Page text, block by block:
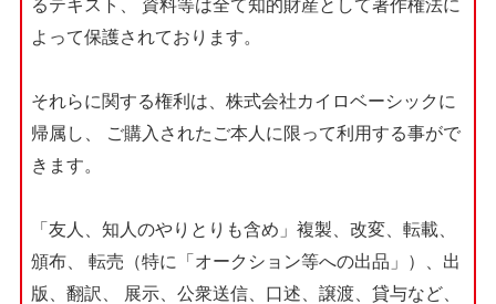
るテキスト、
資料等は全て知的財産として著作権法に
よって保護されております。
それらに関する権利は、株式会社カイロベーシックに
帰属し、
ご購入されたご本人に限って利用する事がで
きます。
「友人、知人のやりとりも含め」複製、改変、転載、
頒布、
転売（特に「オークション等への出品」）、出
版、翻訳、
展示、公衆送信、口述、譲渡、貸与など、